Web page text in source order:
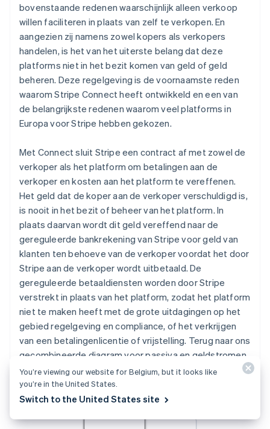
bovenstaande redenen waarschijnlijk alleen verkoop
willen faciliteren in plaats van zelf te verkopen. En
aangezien zij namens zowel kopers als verkopers
handelen, is het van het uiterste belang dat deze
platforms niet in het bezit komen van geld of geld
beheren. Deze regelgeving is de voornaamste reden
waarom Stripe Connect heeft ontwikkeld en een van
de belangrijkste redenen waarom veel platforms in
Europa voor Stripe hebben gekozen.
Met Connect sluit Stripe een contract af met zowel de
verkoper als het platform om betalingen aan de
verkoper en kosten aan het platform te vereffenen.
Het geld dat de koper aan de verkoper verschuldigd is,
is nooit in het bezit of beheer van het platform. In
plaats daarvan wordt dit geld vereffend naar de
gereguleerde bankrekening van Stripe voor geld van
klanten ten behoeve van de verkoper voordat het door
Stripe aan de verkoper wordt uitbetaald. De
gereguleerde betaaldiensten worden door Stripe
verstrekt in plaats van het platform, zodat het platform
niet te maken heeft met de grote uitdagingen op het
gebied regelgeving en compliance, of het verkrijgen
van een betalingenlicentie of vrijstelling. Terug naar ons
gecombineerde diagram voor passiva en geldstromen.
Connect werkt als volgt:
You’re viewing our website for Belgium, but it looks like
you’re in the United States.
Switch to the United States site